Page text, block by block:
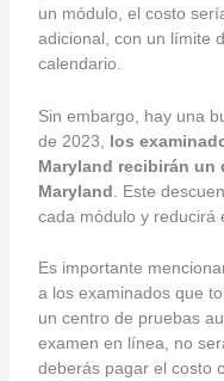
un módulo, el costo
adicional, con un límite
calendario.
Sin embargo, hay una
de 2023, los
Maryland recibirán un
Maryland . Este
cada módulo y reducirá
Es importante
a los examinados que
un centro de pruebas
examen en línea, no
deberás pagar el costo